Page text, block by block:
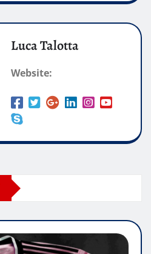
Luca Talotta
Website: